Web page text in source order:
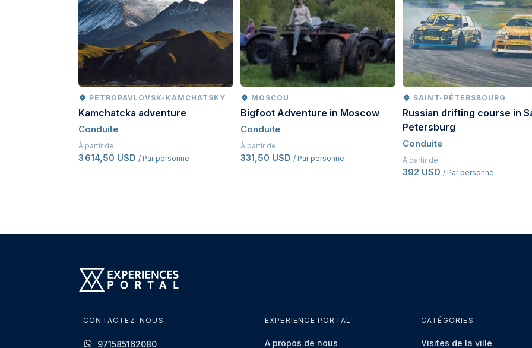
PETROPAVLOVSK-KAMCHATSKY
Kamchatcka adventure
Conduite
À partir de
3 614,50 USD / Par personne
MOSCOU
Bigfoot Adventure in Moscow
Conduite
À partir de
331,50 USD / Par personne
SAINT-PÉTERSBOURG
Russian drifting course in
Petersburg
Conduite
À partir de
392 USD / Par personne
CONTACTEZ-NOUS
971585162080
EXPERIENCE PORTAL
À propos de nous
CATÉGORIES
Visites de la ville